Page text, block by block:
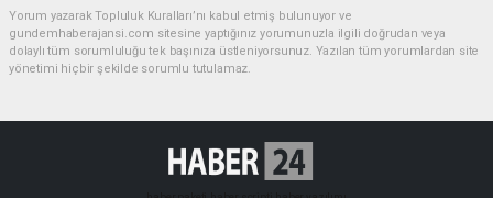
Yorum yazarak Topluluk Kuralları’nı kabul etmiş bulunuyor ve
gundemhaberajansi.com sitesine yaptığınız yorumunuzla ilgili doğrudan veya
dolaylı tüm sorumluluğu tek başınıza üstleniyorsunuz. Yazılan tüm yorumlardan site
yönetimi hiçbir şekilde sorumlu tutulamaz.